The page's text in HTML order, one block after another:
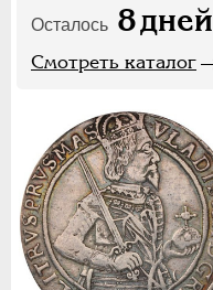
Осталось 8дней
Смотреть каталог